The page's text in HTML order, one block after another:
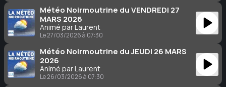
Météo Noirmoutrine du VENDREDI 27
MARS 2026
Animé par Laurent
Le 27/03/2026 à 07:30
Météo Noirmoutrine du JEUDI 26 MARS
2026
Animé par Laurent
Le 26/03/2026 à 07:30